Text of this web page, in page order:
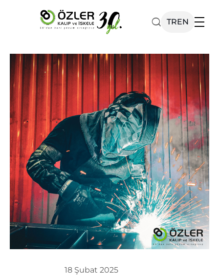
Ürünlerimiz
Katalog
Kurumsal
Projelerimiz
Haberler
İletişim
Whatsapp
TREN
18 Şubat 2025